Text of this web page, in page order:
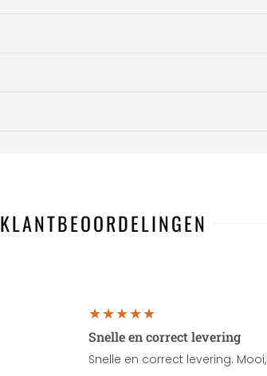
KLANTBEOORDELINGEN
Snelle en correct levering
Snelle en correct levering.